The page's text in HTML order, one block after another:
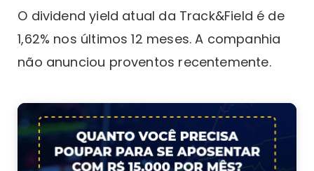
O dividend yield atual da Track&Field é de
1,62% nos últimos 12 meses. A companhia
não anunciou proventos recentemente.